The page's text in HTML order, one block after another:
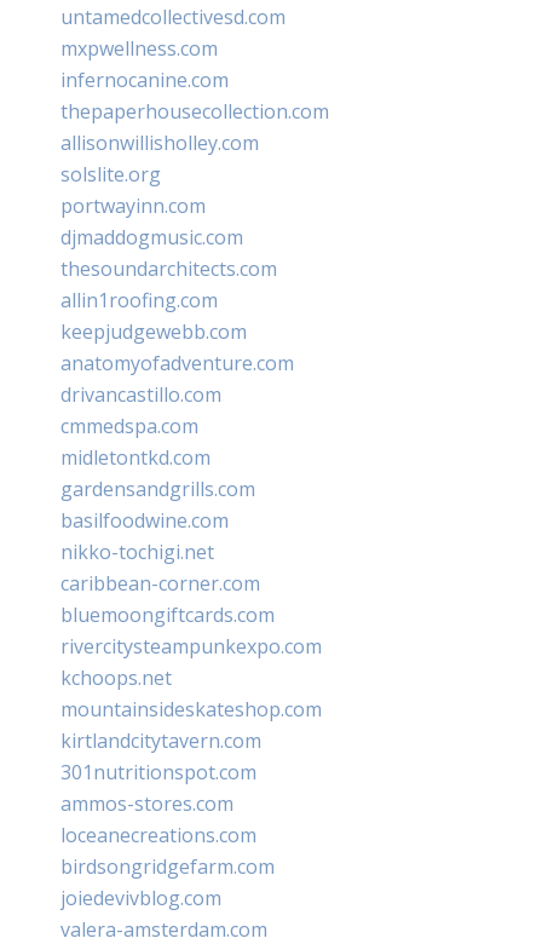
untamedcollectivesd.com
mxpwellness.com
infernocanine.com
thepaperhousecollection.com
allisonwillisholley.com
solslite.org
portwayinn.com
djmaddogmusic.com
thesoundarchitects.com
allin1roofing.com
keepjudgewebb.com
anatomyofadventure.com
drivancastillo.com
cmmedspa.com
midletontkd.com
gardensandgrills.com
basilfoodwine.com
nikko-tochigi.net
caribbean-corner.com
bluemoongiftcards.com
rivercitysteampunkexpo.com
kchoops.net
mountainsideskateshop.com
kirtlandcitytavern.com
301nutritionspot.com
ammos-stores.com
loceanecreations.com
birdsongridgefarm.com
joiedevivblog.com
valera-amsterdam.com